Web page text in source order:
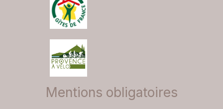
Mentions obligatoires